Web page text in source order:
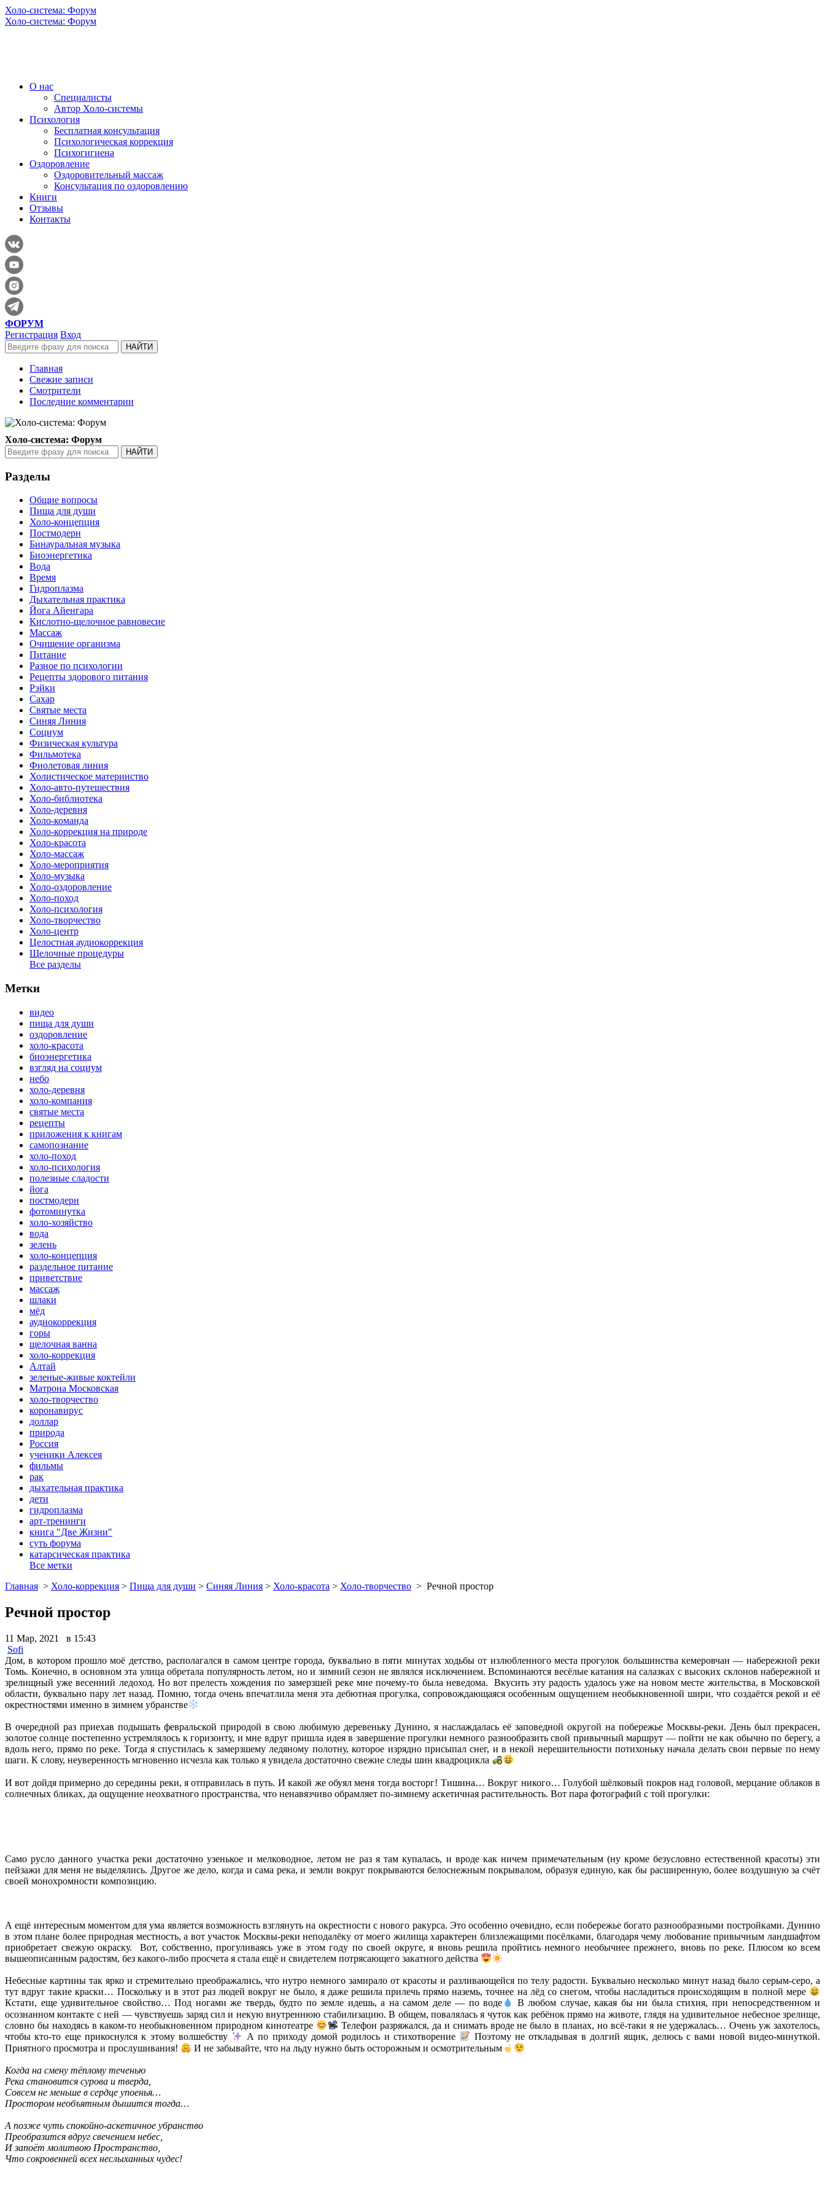
Холо-система: Форум
Холо-система: Форум
О нас
Специалисты
Автор Холо-системы
Психология
Бесплатная консультация
Психологическая коррекция
Психогигиена
Оздоровление
Оздоровительный массаж
Консультация по оздоровлению
Книги
Отзывы
Контакты
ФОРУМ
Регистрация Вход
Главная
Свежие записи
Смотрители
Последние комментарии
Холо-система: Форум
Разделы
Общие вопросы
Пища для души
Холо-концепция
Постмодерн
Бинауральная музыка
Биоэнергетика
Вода
Время
Гидроплазма
Дыхательная практика
Йога Айенгара
Кислотно-щелочное равновесие
Массаж
Очищение организма
Питание
Разное по психологии
Рецепты здорового питания
Рэйки
Сахар
Святые места
Синяя Линия
Социум
Физическая культура
Фильмотека
Фиолетовая линия
Холистическое материнство
Холо-авто-путешествия
Холо-библиотека
Холо-деревня
Холо-команда
Холо-коррекция на природе
Холо-красота
Холо-массаж
Холо-мероприятия
Холо-музыка
Холо-оздоровление
Холо-поход
Холо-психология
Холо-творчество
Холо-центр
Целостная аудиокоррекция
Щелочные процедуры
Все разделы
Метки
видео
пища для души
оздоровление
холо-красота
биоэнергетика
взгляд на социум
небо
холо-деревня
холо-компания
святые места
рецепты
приложения к книгам
самопознание
холо-поход
холо-психология
полезные сладости
йога
постмодерн
фотоминутка
холо-хозяйство
вода
зелень
холо-концепция
раздельное питание
приветствие
массаж
шлаки
мёд
аудиокоррекция
горы
щелочная ванна
холо-коррекция
Алтай
зеленые-живые коктейли
Матрона Московская
холо-творчество
коронавирус
доллар
природа
Россия
ученики Алексея
фильмы
рак
дыхательная практика
дети
гидроплазма
арт-тренинги
книга "Две Жизни"
суть форума
катарсическая практика
Все метки
Главная > Холо-коррекция > Пища для души > Синяя Линия > Холо-красота > Холо-творчество > Речной простор
Речной простор
11 Мар, 2021 в 15:43
Sofi
Дом, в котором прошло моё детство, располагался в самом центре города, буквально в пяти минутах ходьбы от излюбленного места прогулок большинства кемеровчан — набережной реки
Томь. Конечно, в основном эта улица обретала популярность летом, но и зимний сезон не являлся исключением. Вспоминаются весёлые катания на салазках с высоких склонов набережной и
зрелищный уже весенний ледоход. Но вот прелесть хождения по замерзшей реке мне почему-то была неведома. Вкусить эту радость удалось уже на новом месте жительства, в Московской
области, буквально пару лет назад. Помню, тогда очень впечатлила меня эта дебютная прогулка, сопровождающаяся особенным ощущением необыкновенной шири, что создаётся рекой и её
окрестностями именно в зимнем убранстве
В очередной раз приехав подышать февральской природой в свою любимую деревеньку Дунино, я наслаждалась её заповедной округой на побережье Москвы-реки. День был прекрасен,
золотое солнце постепенно устремлялось к горизонту, и мне вдруг пришла идея в завершение прогулки немного разнообразить свой привычный маршрут — пойти не как обычно по берегу, а
вдоль него, прямо по реке. Тогда я спустилась к замерзшему ледяному полотну, которое изрядно присыпал снег, и в некой нерешительности потихоньку начала делать свои первые по нему
шаги. К слову, неуверенность мгновенно исчезла как только я увидела достаточно свежие следы шин квадроцикла
И вот дойдя примерно до середины реки, я отправилась в путь. И какой же обуял меня тогда восторг! Тишина… Вокруг никого… Голубой шёлковый покров над головой, мерцание облаков в
солнечных бликах, да ощущение неохватного пространства, что ненавязчиво обрамляет по-зимнему аскетичная растительность. Вот пара фотографий с той прогулки:
Само русло данного участка реки достаточно узенькое и мелководное, летом не раз я там купалась, и вроде как ничем примечательным (ну кроме безусловно естественной красоты) эти
пейзажи для меня не выделялись. Другое же дело, когда и сама река, и земли вокруг покрываются белоснежным покрывалом, образуя единую, как бы расширенную, более воздушную за счёт
своей монохромности композицию.
А ещё интересным моментом для ума является возможность взглянуть на окрестности с нового ракурса. Это особенно очевидно, если побережье богато разнообразными постройками. Дунино
в этом плане более природная местность, а вот участок Москвы-реки неподалёку от моего жилища характерен близлежащими посёлками, благодаря чему любование привычным ландшафтом
приобретает свежую окраску. Вот, собственно, прогуливаясь уже в этом году по своей округе, я вновь решила пройтись немного необычнее прежнего, вновь по реке. Плюсом ко всем
вышеописанным радостям, без какого-либо просчета я стала ещё и свидетелем потрясающего закатного действа
Небесные картины так ярко и стремительно преображались, что нутро немного замирало от красоты и разливающейся по телу радости. Буквально несколько минут назад было серым-серо, а
тут вдруг такие краски… Поскольку и в этот раз людей вокруг не было, я даже решила прилечь прямо наземь, точнее на лёд со снегом, чтобы насладиться происходящим в полной мере
Кстати, еще удивительное свойство… Под ногами же твердь, будто по земле идешь, а на самом деле — по воде
В любом случае, какая бы ни была стихия, при непосредственном и
осознанном контакте с ней — чувствуешь заряд сил и некую внутреннюю стабилизацию. В общем, повалялась я чуток как ребёнок прямо на животе, глядя на удивительное небесное зрелище,
словно бы находясь в каком-то необыкновенном природном кинотеатре
Телефон разряжался, да и снимать вроде не было в планах, но всё-таки я не удержалась… Очень уж захотелось,
чтобы кто-то еще прикоснулся к этому волшебству
А по приходу домой родилось и стихотворение
Поэтому не откладывая в долгий ящик, делюсь с вами новой видео-минуткой.
Приятного просмотра и прослушивания!
И не забывайте, что на льду нужно быть осторожным и осмотрительным
Когда на смену тёплому теченью
Река становится сурова и тверда,
Совсем не меньше в сердце упоенья…
Простором необъятным дышится тогда…
А позже чуть спокойно-аскетичное убранство
Преобразится вдруг свечением небес,
И запоёт молитвою Пространство,
Что сокровенней всех неслыханных чудес!